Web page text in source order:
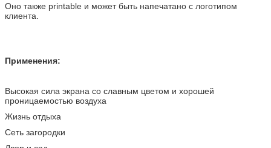
Оно также printable и может быть напечатано с логотипом
клиента.
Применения:
Высокая сила экрана со славным цветом и хорошей
проницаемостью воздуха
Жизнь отдыха
Сеть загородки